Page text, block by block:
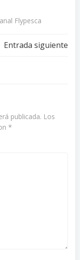
Flypesca
Entrada siguiente
publicada. Los
*